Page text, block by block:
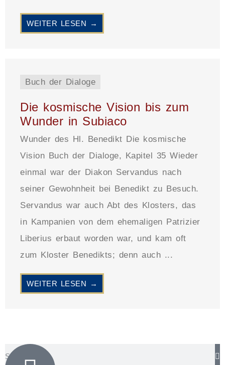
WEITER LESEN →
Buch der Dialoge
Die kosmische Vision bis zum
Wunder in Subiaco
Wunder des Hl. Benedikt Die kosmische
Vision Buch der Dialoge, Kapitel 35 Wieder
einmal war der Diakon Servandus nach
seiner Gewohnheit bei Benedikt zu Besuch.
Servandus war auch Abt des Klosters, das
in Kampanien von dem ehemaligen Patrizier
Liberius erbaut worden war, und kam oft
zum Kloster Benedikts; denn auch ...
WEITER LESEN →